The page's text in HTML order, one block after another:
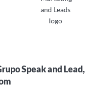
Speak and Lead,